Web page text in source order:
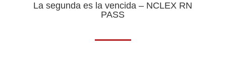
La segunda es la vencida – NCLEX RN
PASS